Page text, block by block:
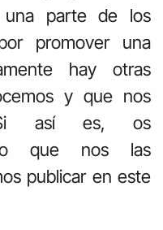
parte de los
promover una
hay otras
y que nos
Si así es, os
que nos las
publicar en este